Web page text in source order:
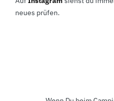
neues prüfen.